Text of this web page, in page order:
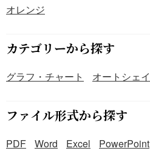
オレンジ
カテゴリーから探す
グラフ・チャート オートシェ
ファイル形式から探す
PDF Word Excel PowerPoint